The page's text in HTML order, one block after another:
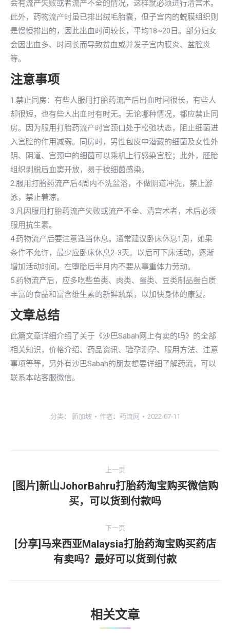
会有流产失败或者流产不全的情况，这样就必须进行清宫术。
此外，药物流产时虽已排出绒毛胎囊，但子宫内的蜕膜组织则
是慢慢排出的，因此出血时间较长，平均18~20日。部分妇女
会因出血多、时间长而导致贫血或并发子宫内膜炎、盆腔炎
等。
注意事项
1.禁止同房：有些人服用打胎药流产后出血时间很长，有些人
却很短，也有些人出血时有时无。无论哪种情况，都应禁止同
房。因为服用打胎药流产时宫颈口处于松弛状态，阻止细菌进
入宫腔的作用减弱。同房时，男性包皮中潜藏的细菌及女性外
阴、阴道、宫颈中的细菌可以乘机上行感染宫腔；此外，胚胎
组织剥脱后血窦开放，易于被细菌感染。
2.服用打胎药流产后4周内不洗盆浴，不做阴道冲洗，禁止游
泳，禁止着凉。
3.凡因服用打胎药流产失败或流产不全、清宫术者，术后必须
服用抗生素。
4.药物流产后要注意适当休息。通常建议卧床休息1周，如果
条件不允许，最少应卧床休息2-3天。以后可下床活动，逐渐
增加活动时间。在堕胎后半月内不要从事重体力劳动。
5.药物流产后，应多吃些鱼类、肉类、蛋类、豆类制品蛋白质
丰富的食品和富含维生素的新鲜蔬菜，以加快身体的康复。
文章总结
此篇文章详细介绍了关于《沙巴Sabah网上有卖的吗》的全部
相关知识，价格介绍、药品资讯、验孕测孕、服用方法、注意
事项等等，另外有沙巴Sabah的朋友想要详细了解药流，可以
联系本站客服微信。
分类： 新加坡 作者： 药流网 2022-07-11
章
上一页
上
一
[图片]新山JohorBahru打胎药淘宝购买微信购
买，可以货到付款吗
下一页
一
文
[分享]马来西亚Malaysia打胎药淘宝购买药店
有卖吗？最好可以货到付款
相关文章